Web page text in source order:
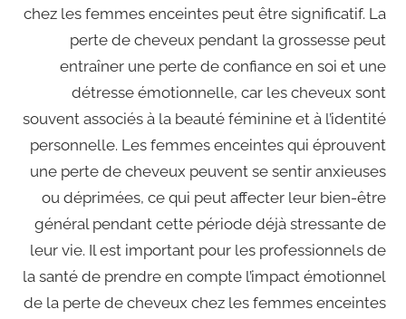
chez les femmes enceintes peut être significatif. La
perte de cheveux pendant la grossesse peut
entraîner une perte de confiance en soi et une
détresse émotionnelle, car les cheveux sont
souvent associés à la beauté féminine et à l’identité
personnelle. Les femmes enceintes qui éprouvent
une perte de cheveux peuvent se sentir anxieuses
ou déprimées, ce qui peut affecter leur bien-être
général pendant cette période déjà stressante de
leur vie. Il est important pour les professionnels de
la santé de prendre en compte l’impact émotionnel
de la perte de cheveux chez les femmes enceintes